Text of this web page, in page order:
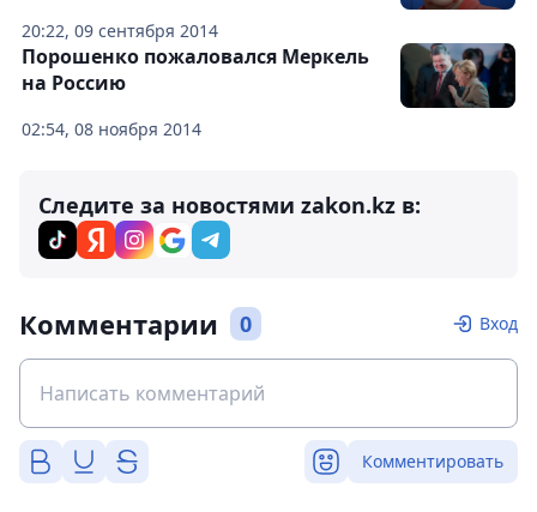
20:22, 09 сентября 2014
02:54, 08 ноября 2014
Порошенко пожаловался Меркель
на Россию
Следите за новостями zakon.kz в:
Комментарии 0 Вход
Комментировать